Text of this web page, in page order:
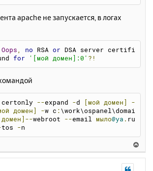
apache не запускается, в логах
Oops , no RSA or DSA server certifi
for '[мой домен]:0' ?!
--expand -d [мой домен]
-
домен] -w c : \work\ospanel\domai
домен]--webroot --email мыло@ya .
tos -n
е